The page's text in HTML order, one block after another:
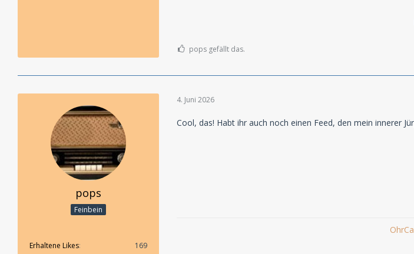
pops gefällt das.
pops
Feinbein
Erhaltene Likes
169
4. Juni 2026
Cool, das! Habt ihr auch noch einen Feed, den mein innerer